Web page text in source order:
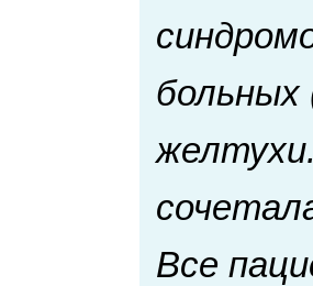
Все